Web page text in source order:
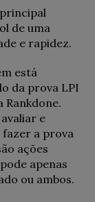
de uma
e rapidez.
está
da prova LPI
Rankdone.
e
a prova
ações
apenas
ou ambos.